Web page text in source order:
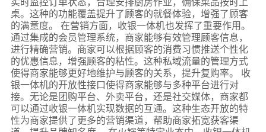
桌。这种的功能覆盖提升了顾客的就餐体验，增强了顾客
的满意度。 在营销方面，收银一体机也发挥了重要作用。
通过集成的会员管理系统，商家能够有效管理顾客信息，
进行精确营销。商家可以根据顾客的消费习惯推送个性化
的优惠信息，增强顾客的粘性。这种私域流量的管理方式
使得商家能够更好地维护与顾客的关系，提升复购率。 收
银一体机的开放性接口使得商家能够与多种平台进行对
接。无论是团购平台、外卖平台，还是社交媒体，商家都
可以通过收银一体机实现数据的互通。这种生态开放的特
性为商家提供了更多的营销渠道，帮助商家拓宽获客渠